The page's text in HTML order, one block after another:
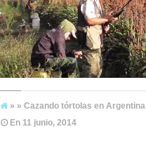
» » Cazando tórtolas en Argentina
En 11 junio, 2014